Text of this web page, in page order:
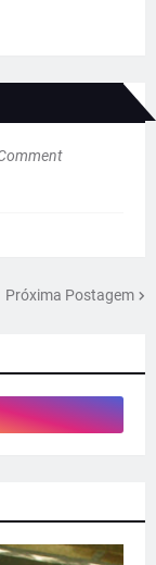
Próxima Postagem